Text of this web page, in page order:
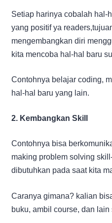
Setiap harinya cobalah hal-
yang positif ya
mengembangkan diri
kita mencoba hal-hal baru
Contohnya belajar coding,
hal-hal baru yang lain.
2. Kembangkan Skill
Contohnya bisa
making problem solving
dibutuhkan pada saat kita
Caranya gimana? kalian
buku, ambil course, dan lain